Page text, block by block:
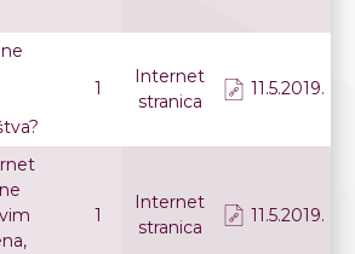
1
Internet
stranica
11.5.2019.
1
Internet
stranica
11.5.2019.